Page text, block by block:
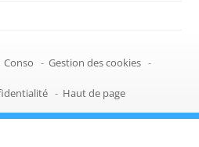
Conso - Gestion des cookies -
- Haut de page